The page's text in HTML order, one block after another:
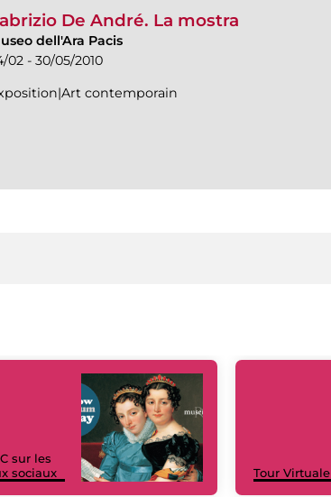
De André. La mostra
dell'Ara Pacis
02 - 30/05/2010
contemporain
sur les
sociaux
Tour Virtuale